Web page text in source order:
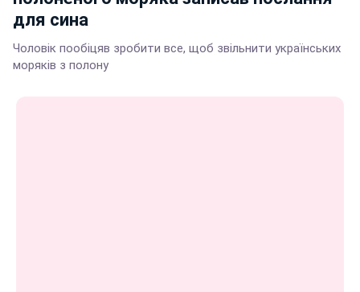
для сина
Чоловік пообіцяв зробити все, щоб звільнити українських
моряків з полону